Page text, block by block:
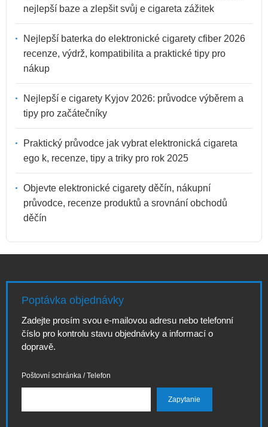
nejlepší baze a zlepšit svůj e cigareta zážitek
Nejlepší baterka do elektronické cigarety cfiber 2026
recenze, výdrž, kompatibilita a praktické tipy pro
nákup
Nejlepší e cigarety Kyjov 2026: průvodce výběrem a
tipy pro začátečníky
Praktický průvodce jak vybrat elektronická cigareta
ego k, recenze, tipy a triky pro rok 2025
Objevte elektronické cigarety děčín, nákupní
průvodce, recenze produktů a srovnání obchodů
děčín
Poptávka objednávky
Zadejte prosím svou e-mailovou adresu nebo telefonní
číslo pro kontrolu stavu objednávky a informací o
dopravě.
Poštovní schránka / Telefon